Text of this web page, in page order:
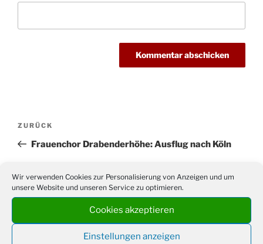
Wir verwenden Cookies zur Personalisierung von Anzeigen und um
unsere Website und unseren Service zu optimieren.
Cookies akzeptieren
Einstellungen anzeigen
Beitragsnavigation
Vorheriger
Beitrag
ZURÜCK
Frauenchor Drabenderhöhe: Ausflug nach Köln
Beitrag
Oktoberfest 2012: Gewinnliste